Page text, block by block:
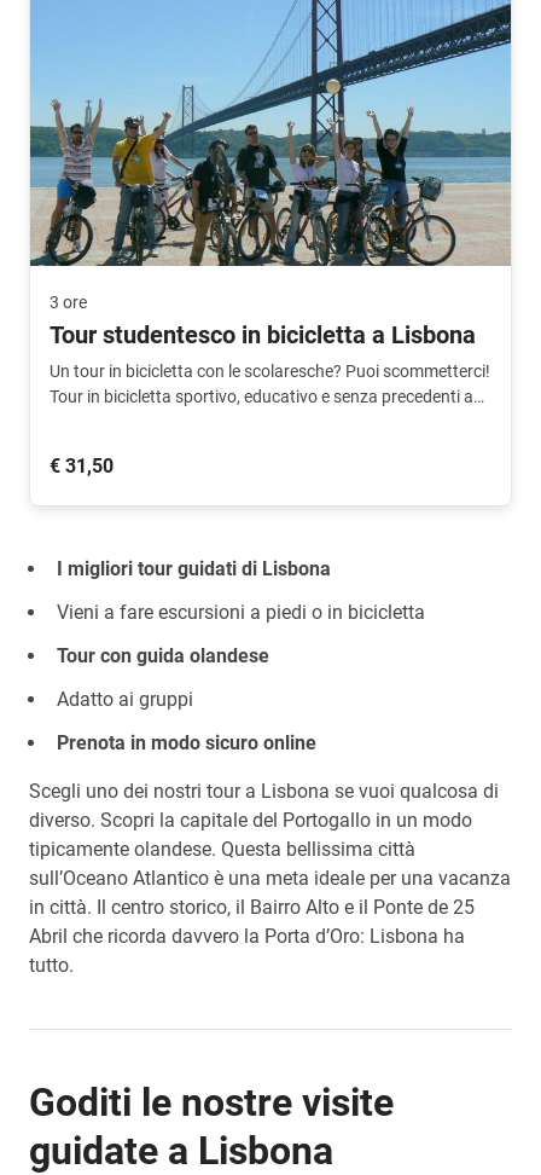
3 ore
Tour studentesco in bicicletta a Lisbona
Un tour in bicicletta con le scolaresche? Puoi scommetterci!
Tour in bicicletta sportivo, educativo e senza precedenti a
€ 31,50
I migliori tour guidati di Lisbona
Vieni a fare escursioni a piedi o in bicicletta
Tour con guida olandese
Adatto ai gruppi
Prenota in modo sicuro online
Scegli uno dei nostri tour a Lisbona se vuoi qualcosa di
diverso. Scopri la capitale del Portogallo in un modo
tipicamente olandese. Questa bellissima città
sull’Oceano Atlantico è una meta ideale per una vacanza
in città. Il centro storico, il Bairro Alto e il Ponte de 25
Abril che ricorda davvero la Porta d’Oro: Lisbona ha
tutto.
Goditi le nostre visite
guidate a Lisbona